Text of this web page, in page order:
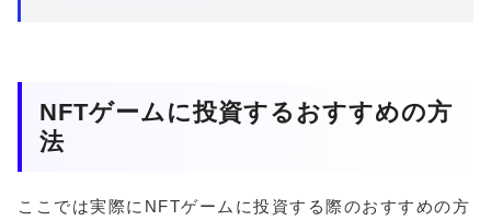
NFTゲームに投資するおすすめの方
法
ここでは実際にNFTゲームに投資する際のおすすめの方